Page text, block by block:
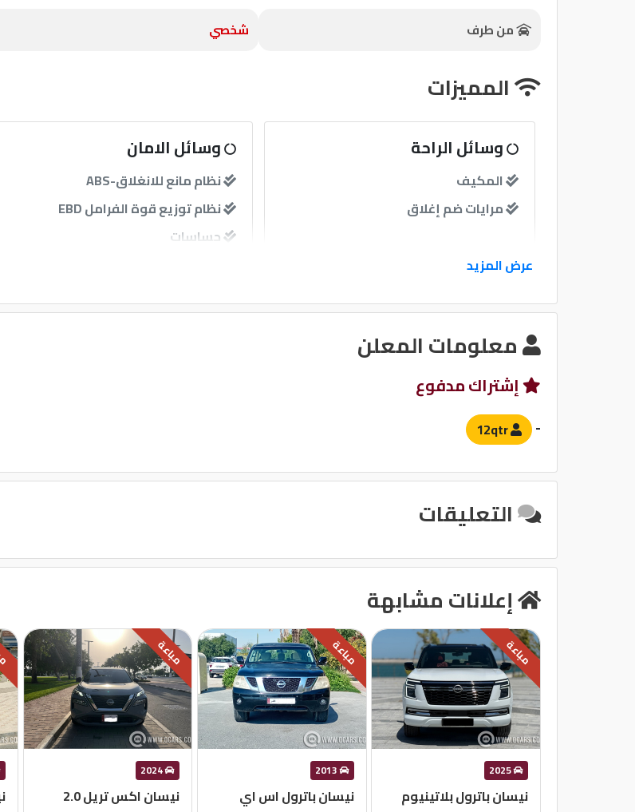
من طرف
شخصي
المميزات
وسائل الراحة
المكيف
مرايات ضم إغلاق
نوافذ
نظام الصوت
وسائل الامان
نظام مانع للانغلاق-ABS
نظام توزيع قوة الفرامل EBD
حساسات
عرض المزيد
معلومات المعلن
إشتراك مدفوع
-
التعليقات
إعلانات مشابهة
مباعة
2025
نيسان باترول بلاتينيوم
مباعة
2013
نيسان باترول اس اي
مباعة
2024
نيسان اكس تريل 2.0